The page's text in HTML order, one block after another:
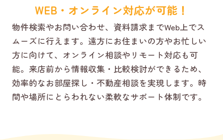
WEB・オンライン対応が可能！
物件検索やお問い合わせ、資料請求までWeb上でス
ムーズに行えます。遠方にお住まいの方やお忙しい
方に向けて、オンライン相談やリモート対応も可
能。来店前から情報収集・比較検討ができるため、
効率的なお部屋探し・不動産相談を実現します。時
間や場所にとらわれない柔軟なサポート体制です。